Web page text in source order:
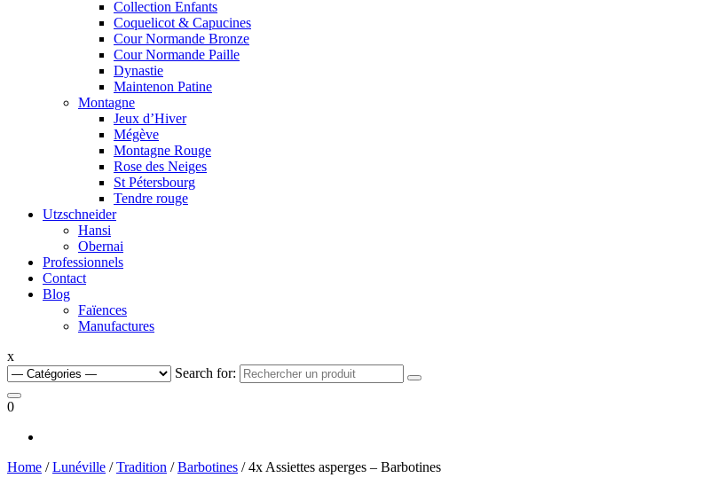
Collection Enfants
Coquelicot & Capucines
Cour Normande Bronze
Cour Normande Paille
Dynastie
Maintenon Patine
Montagne
Jeux d’Hiver
Mégève
Montagne Rouge
Rose des Neiges
St Pétersbourg
Tendre rouge
Utzschneider
Hansi
Obernai
Professionnels
Contact
Blog
Faïences
Manufactures
x
Search for:
0
Home /Lunéville /Tradition /Barbotines / 4x Assiettes asperges – Barbotines